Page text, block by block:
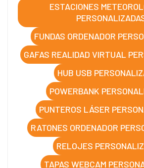
ESTACIONES
FUNDAS ORDENADOR
GAFAS REALIDAD VIRTUAL
HUB USB
POWERBANK
PUNTEROS LÁSER
RATONES ORDENADOR
RELOJES
TAPAS WEBCAM